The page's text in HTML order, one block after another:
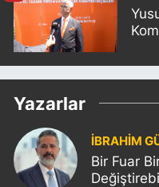
Yazarlar
İBRAHİM
Bir Fuar